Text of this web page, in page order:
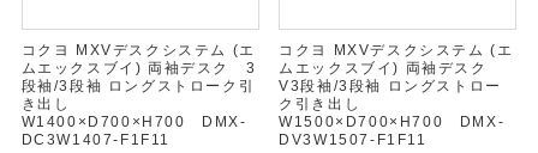
コクヨ MXVデスクシステム (エ
ムエックスブイ) 両袖デスク 3
段袖/3段袖 ロングストローク引
き出し
W1400×D700×H700 DMX-
DC3W1407-F1F11
コクヨ MXVデスクシステム (エ
ムエックスブイ) 両袖デスク
V3段袖/3段袖 ロングストロー
ク引き出し
W1500×D700×H700 DMX-
DV3W1507-F1F11